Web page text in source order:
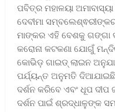
ପବିତ୍ର ମହାଳୟା
ଦେବୀମା
ମାଙ୍କର ଏହି ବେଶକୁ ଗଙ୍ଗା
କରୋନା କଟକଣା ଯୋଗୁଁ
କୋଭିଡ଼ ଗାଇଡ୍ ଲାଇନ
ପର୍ଯ୍ୟନ୍ତ ଅନୁମତି
ଦର୍ଶନ କରିବେ ଏବଂ ଧୂପ ଦୀପ
ଦର୍ଶନ ପାଇଁ ଶ୍ରଦ୍ଧାଳୁଙ୍କ